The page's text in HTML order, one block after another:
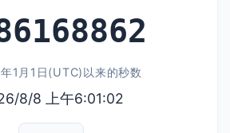
1月1日(UTC)以来的秒数
8/8 上午6:01:02